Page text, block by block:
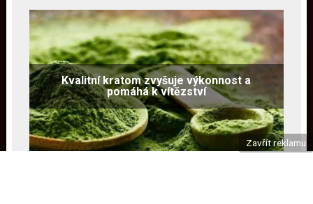
Kvalitní kratom zvyšuje výkonnost a
pomáhá k vítězství
Zavřít reklamu